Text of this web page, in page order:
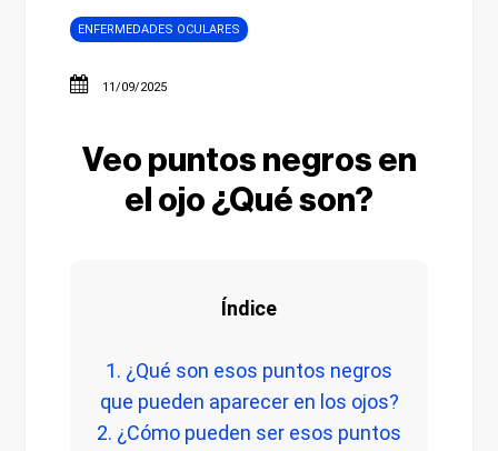
ENFERMEDADES OCULARES
11/09/2025
Veo puntos negros en
el ojo ¿Qué son?
Índice
1. ¿Qué son esos puntos negros
que pueden aparecer en los ojos?
2. ¿Cómo pueden ser esos puntos